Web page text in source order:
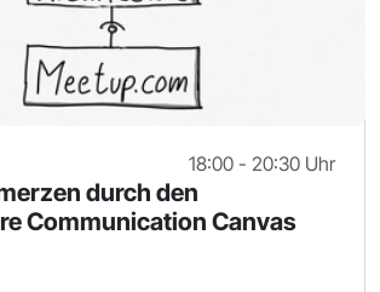
18:00 - 20:30 Uhr
durch den
Communication Canvas